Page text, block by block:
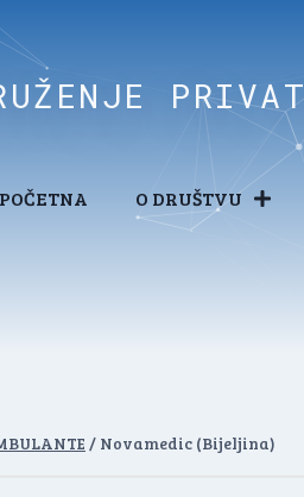
POČETNA O DRUŠTVU
/ Novamedic (Bijeljina)